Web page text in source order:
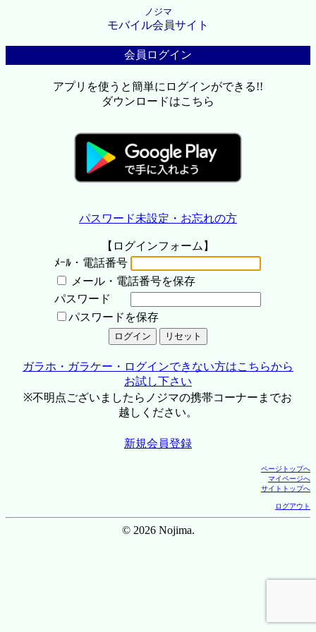
ノジマ
モバイル会員サイト
会員ログイン
アプリを使うと簡単にログインができる!!
ダウンロードはこちら
パスワード未設定・お忘れの方
【ログインフォーム】
ﾒｰﾙ・電話番号
メール・電話番号を保存
パスワード
パスワードを保存
ガラホ・ガラケー・ログインできない方はこちらから
お試し下さい
※不明点ございましたらノジマの携帯コーナーまでお
越しください。
新規会員登録
ページトップへ
マイページへ
サイトトップへ
ログアウト
© 2026 Nojima.